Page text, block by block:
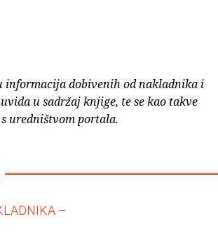
informacija dobivenih od nakladnika i
u sadržaj knjige, te se kao takve
uredništvom portala.
–